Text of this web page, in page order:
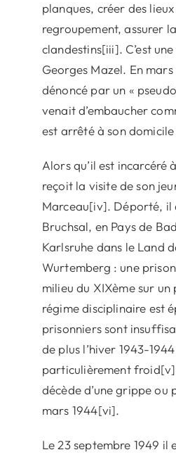
planques, créer des
regroupement, assurer
clandestins[iii]. C’est
Georges Mazel. En mars
dénoncé par un «
venait d’embaucher
est arrêté à son
Alors qu’il est incarcéré
reçoit la visite de son
Marceau[iv]. Déporté, il
Bruchsal, en Pays de
Karlsruhe dans le Land
Wurtemberg : une
milieu du XIXème sur un
régime disciplinaire est
prisonniers sont
de plus l’hiver 1943-
particulièrement froid[v].
décède d’une grippe ou
mars 1944[vi].
Le 23 septembre 1949 il